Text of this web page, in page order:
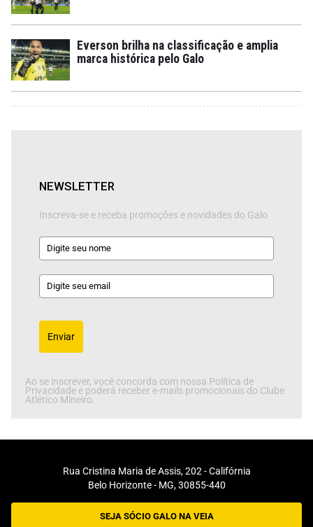
Everson brilha na classificação e amplia
marca histórica pelo Galo
NEWSLETTER
Inscreva-se e receba promoções e novidades do Galo
Enviar
Ao se inscrever, você concorda com nossa Política de
Privacidade e poderá receber e-mails promocionais do Clube
Atlético Mineiro.
Rua Cristina Maria de Assis, 202 - Califórnia
Belo Horizonte - MG, 30855-440
SEJA SÓCIO GALO NA VEIA